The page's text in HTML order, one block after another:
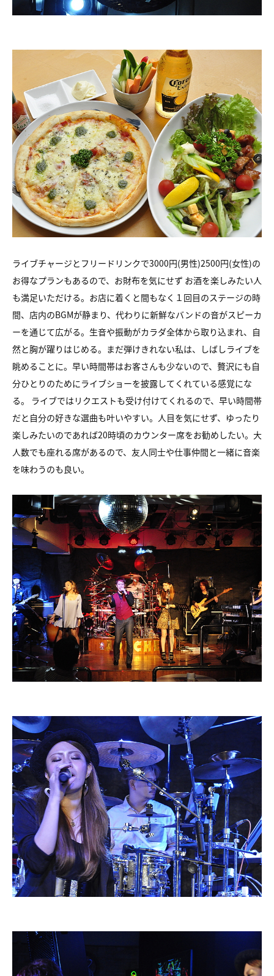
ライブチャージとフリードリンクで3000円(男性)2500円(女性)の
お得なプランもあるので、 お財布を気にせず お酒を楽しみたい人
も満足いただける。 お店に着くと間もなく１回目のステージの時
間、店内のBGMが静まり、 代わりに新鮮なバンドの音がスピーカ
ーを通じて広がる。 生音や振動がカラダ全体から取り込まれ、自
然と胸が躍りはじめる。 まだ弾けきれない私は、しばしライブを
眺めることに。 早い時間帯はお客さんも少ないので、贅沢にも自
分ひとりのためにライブショーを披露してくれている感覚にな
る。 ライブではリクエストも受け付けてくれるので、 早い時間帯
だと自分の好きな選曲も叶いやすい。 人目を気にせず、ゆったり
楽しみたいのであれば20時頃のカウンター席をお勧めしたい。 大
人数でも座れる席があるので、 友人同士や仕事仲間と一緒に音楽
を味わうのも良い。